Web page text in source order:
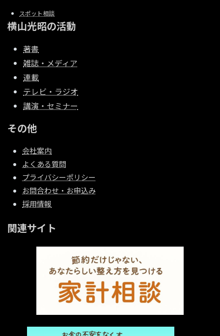
スポット相談
横山光昭の活動
著書
雑誌・メディア
連載
テレビ・ラジオ
講演・セミナー
その他
会社案内
よくある質問
プライバシーポリシー
お問合わせ・お申込み
採用情報
関連サイト